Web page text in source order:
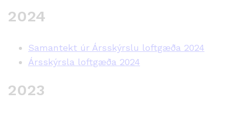
2024
Samantekt úr Ársskýrslu loftgæða 2024
Ársskýrsla loftgæða 2024
2023